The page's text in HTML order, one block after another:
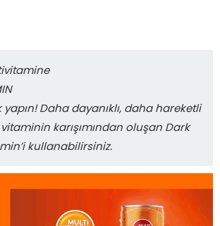
Daha dayanıklı, daha hareketli
karışımından oluşan Dark
kullanabilirsiniz.